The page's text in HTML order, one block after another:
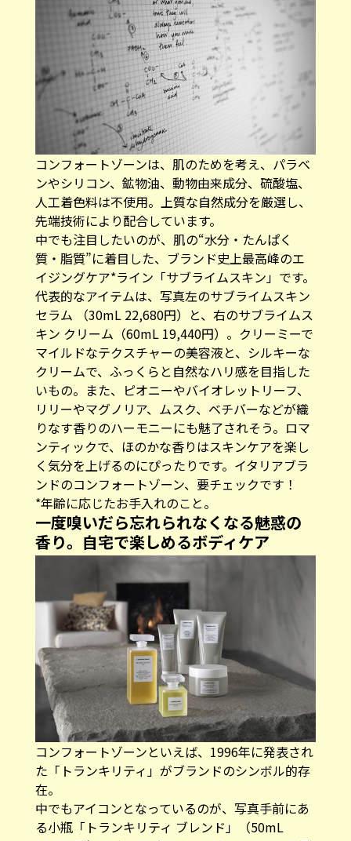
コンフォートゾーンは、肌のためを考え、パラベ
ンやシリコン、鉱物油、動物由来成分、硫酸塩、
人工着色料は不使用。上質な自然成分を厳選し、
先端技術により配合しています。
中でも注目したいのが、肌の“水分・たんぱく
質・脂質”に着目した、ブランド史上最高峰のエ
イジングケア*ライン「サブライムスキン」です。
代表的なアイテムは、写真左のサブライムスキン
セラム （30mL 22,680円）と、右のサブライムス
キン クリーム（60mL 19,440円）。クリーミーで
マイルドなテクスチャーの美容液と、シルキーな
クリームで、ふっくらと自然なハリ感を目指した
いもの。また、ピオニーやバイオレットリーフ、
リリーやマグノリア、ムスク、ベチバーなどが織
りなす香りのハーモニーにも魅了されそう。ロマ
ンティックで、ほのかな香りはスキンケアを楽し
く気分を上げるのにぴったりです。イタリアブラ
ンドのコンフォートゾーン、要チェックです！
*年齢に応じたお手入れのこと。
一度嗅いだら忘れられなくなる魅惑の
香り。自宅で楽しめるボディケア
コンフォートゾーンといえば、1996年に発表され
た「トランキリティ」がブランドのシンボル的存
在。
中でもアイコンとなっているのが、写真手前にあ
る小瓶「トランキリティ ブレンド」（50mL